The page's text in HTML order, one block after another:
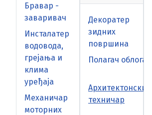
Бравар -
заваривач
Инсталатер
водовода,
грејања и
клима
уређаја
Механичар
моторних
Декоратер
зидних
површина
Полагач облога
Архитектонски
техничар